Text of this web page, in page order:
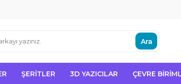
Ara
ŞERITLER 3D YAZICILAR ÇEVRE